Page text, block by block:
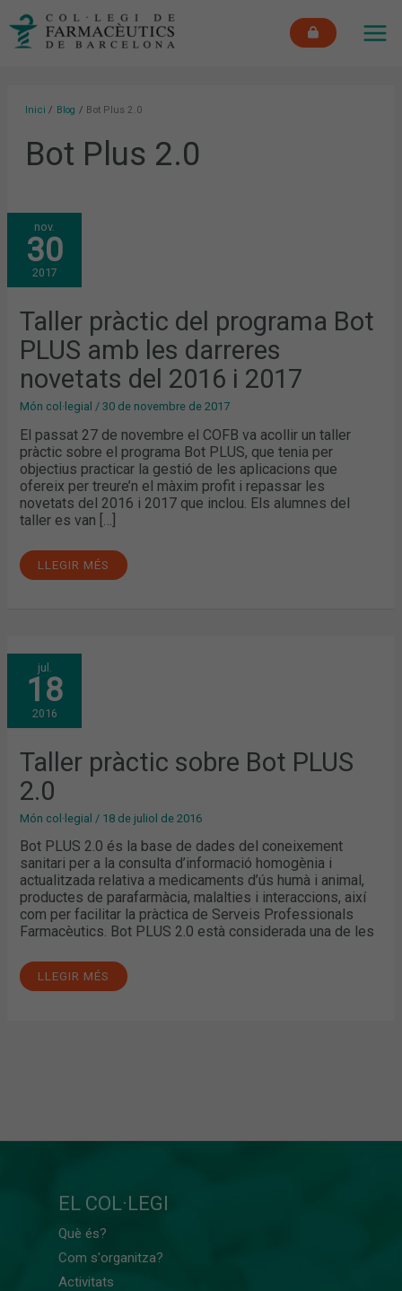
Inici Blog Bot Plus 2.0
Bot Plus 2.0
nov.
30
2017
Taller pràctic del programa Bot
PLUS amb les darreres
novetats del 2016 i 2017
Món col·legial /30 de novembre de 2017
El passat 27 de novembre el COFB va acollir un taller
pràctic sobre el programa Bot PLUS, que tenia per
objectius practicar la gestió de les aplicacions que
ofereix per treure’n el màxim profit i repassar les
novetats del 2016 i 2017 que inclou. Els alumnes del
taller es van […]
TALLER
PRÀCTIC
DEL
PROGRAMA
BOT
PLUS
AMB
DARRERES
NOVETATS
DEL
2016
I
LLEGIR MÉS
jul.
18
2016
Taller pràctic sobre Bot PLUS
2.0
Món col·legial / 18 de juliol de 2016
Bot PLUS 2.0 és la base de dades del coneixement
sanitari per a la consulta d’informació homogènia i
actualitzada relativa a medicaments d’ús humà i animal,
productes de parafarmàcia, malalties i interaccions, així
com per facilitar la pràctica de Serveis Professionals
Farmacèutics. Bot PLUS 2.0 està considerada una de les
TALLER
PRÀCTIC
SOBRE
BOT
PLUS
2.0
LLEGIR MÉS
EL COL·LEGI
Què és?
Com s'organitza?
Activitats